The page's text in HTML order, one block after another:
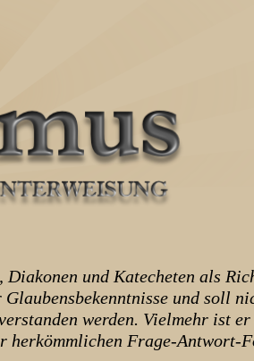
und Katecheten als
und soll
werden. Vielmehr ist er
herkömmlichen Frage-Antwort-